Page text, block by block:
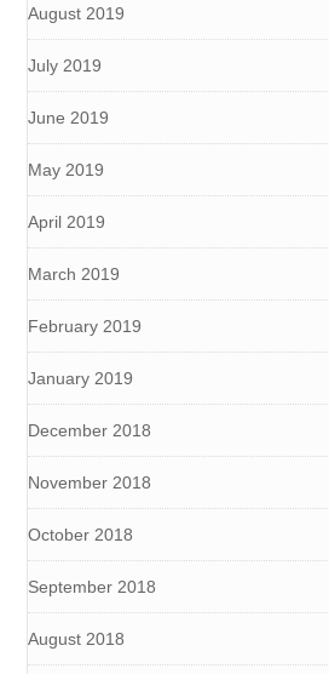
August 2019
July 2019
June 2019
May 2019
April 2019
March 2019
February 2019
January 2019
December 2018
November 2018
October 2018
September 2018
August 2018